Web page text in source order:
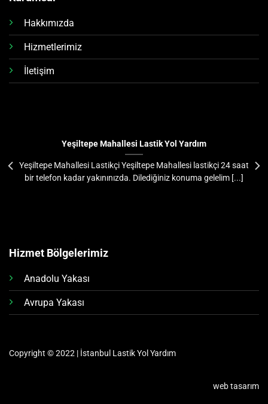
Hakkımızda
Hizmetlerimiz
İletişim
Yeşiltepe Mahallesi Lastik Yol Yardım
Yeşiltepe Mahallesi Lastikçi Yeşiltepe Mahallesi lastikçi 24 saat
bir telefon kadar yakınınızda. Dilediğiniz konuma gelelim [...]
Hizmet Bölgelerimiz
Anadolu Yakası
Avrupa Yakası
Copyright © 2022 | İstanbul Lastik Yol Yardım
web tasarım